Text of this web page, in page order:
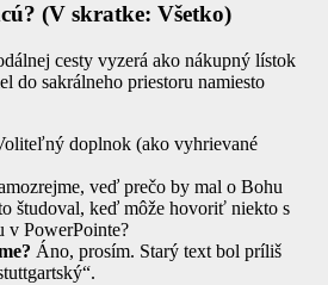
(V skratke: Všetko)
cesty vyzerá ako nákupný lístok
do sakrálneho priestoru namiesto
doplnok (ako vyhrievané
veď prečo by mal o Bohu
študoval, keď môže hovoriť niekto s
v PowerPointe?
Áno, prosím. Starý text bol príliš